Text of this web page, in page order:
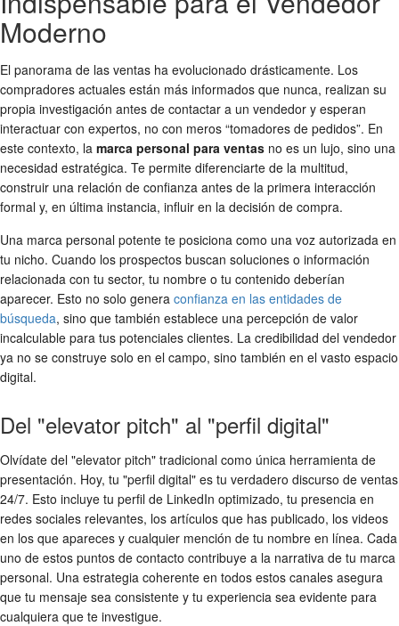
Moderno
El panorama de las ventas ha evolucionado drásticamente. Los
compradores actuales están más informados que nunca, realizan su
propia investigación antes de contactar a un vendedor y esperan
interactuar con expertos, no con meros “tomadores de pedidos”. En
este contexto, la marca personal para ventas no es un lujo, sino una
necesidad estratégica. Te permite diferenciarte de la multitud,
construir una relación de confianza antes de la primera interacción
formal y, en última instancia, influir en la decisión de compra.
Una marca personal potente te posiciona como una voz autorizada en
tu nicho. Cuando los prospectos buscan soluciones o información
relacionada con tu sector, tu nombre o tu contenido deberían
aparecer. Esto no solo genera confianza en las entidades de
búsqueda, sino que también establece una percepción de valor
incalculable para tus potenciales clientes. La credibilidad del vendedor
ya no se construye solo en el campo, sino también en el vasto espacio
digital.
Del "elevator pitch" al "perfil digital"
Olvídate del "elevator pitch" tradicional como única herramienta de
presentación. Hoy, tu "perfil digital" es tu verdadero discurso de ventas
24/7. Esto incluye tu perfil de LinkedIn optimizado, tu presencia en
redes sociales relevantes, los artículos que has publicado, los videos
en los que apareces y cualquier mención de tu nombre en línea. Cada
uno de estos puntos de contacto contribuye a la narrativa de tu marca
personal. Una estrategia coherente en todos estos canales asegura
que tu mensaje sea consistente y tu experiencia sea evidente para
cualquiera que te investigue.